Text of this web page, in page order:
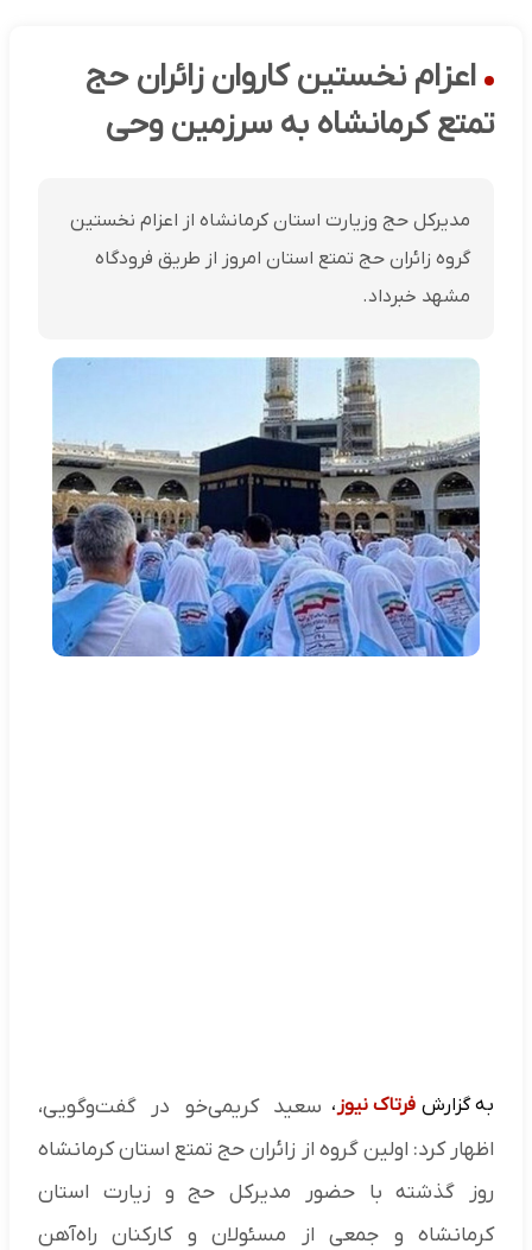
اعزام نخستین کاروان زائران حج
تمتع ‌کرمانشاه به سرزمین وحی
مدیرکل حج وزیارت استان کرمانشاه از اعزام نخستین
گروه زائران حج تمتع استان امروز از طریق فرودگاه
مشهد خبرداد.
به گزارش فرتاک نیوز ، سعید کریمی‌خو در گفت‌وگویی،
اظهار کرد: اولین گروه از زائران حج تمتع استان کرمانشاه
روز گذشته با حضور مدیرکل حج و زیارت استان
کرمانشاه و جمعی از مسئولان و کارکنان راه‌آهن